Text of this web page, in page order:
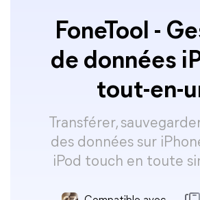
FoneTool -
de données
tout-en-
Transférer,
des données sur
iPod touch en toute